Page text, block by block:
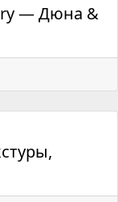
— Дюна &